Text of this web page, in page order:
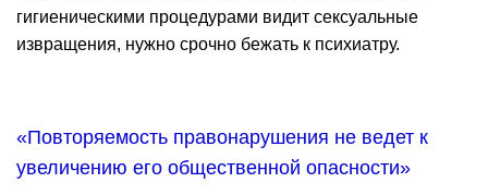
гигиеническими процедурами видит сексуальные
извращения, нужно срочно бежать к психиатру.
«Повторяемость правонарушения не ведет к
увеличению его общественной опасности»